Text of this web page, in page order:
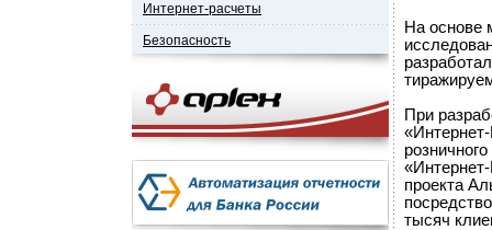
Интернет-расчеты
Безопасность
На основе
При
проекта
тысяч